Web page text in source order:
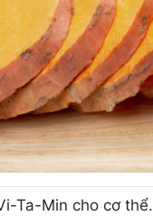
Ta-Min cho cơ thể.